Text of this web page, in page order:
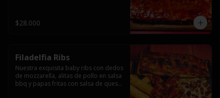
$28.000
Filadelfia Ribs
Nuestra exquisita baby ribs con dedos
de mozzarella, alitas de pollo en salsa
bbq y papas fritas con salsa de queso